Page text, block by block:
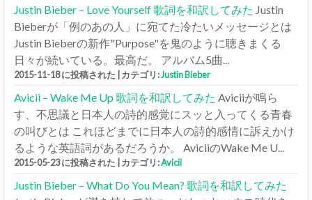
Justin Bieber – Love Yourself 歌詞を和訳してみた Justin
Bieberが「例のあの人」に宛てた冷たいメッセージとは
Justin Bieberの新作"Purpose"を鬼のように聴きまくる
日々が続いている。最高だ。 アルバム5曲...
2015-11-18 に投稿された |カテゴリ:Justin Bieber
Avicii – Wake Me Up 歌詞を和訳してみた Aviciiが鳴ら
す、不思議と日本人の詩的感覚にスッと入ってくる青春
の叫びとは これほどまでに日本人の詩的感情に訴えかけ
るような英語詞があるだろうか。 AviciiのWake Me U...
2015-05-23 に投稿された |カテゴリ:Avicii
Justin Bieber – What Do You Mean? 歌詞を和訳してみた